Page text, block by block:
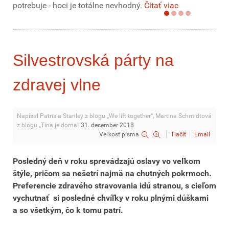
potrebuje - hoci je totálne nevhodný. Čítať viac
Silvestrovská párty na
zdravej vlne
Napísal Patris a Stanley z blogu „We lift together“, Martina Schmidtová
z blogu „Tina je doma“ 31. december 2018
Veľkosť písma
Tlačiť Email
Posledný deň v roku sprevádzajú oslavy vo veľkom
štýle, pričom sa nešetrí najmä na chutných pokrmoch.
Preferencie zdravého stravovania idú stranou, s cieľom
vychutnať si posledné chvíľky v roku plnými dúškami
a so všetkým, čo k tomu patrí.